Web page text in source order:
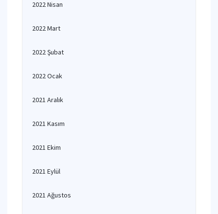
2022 Nisan
2022 Mart
2022 Şubat
2022 Ocak
2021 Aralık
2021 Kasım
2021 Ekim
2021 Eylül
2021 Ağustos